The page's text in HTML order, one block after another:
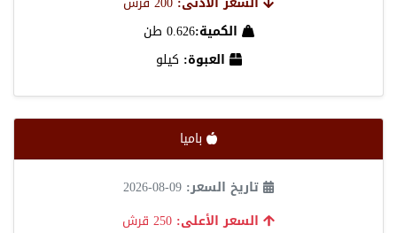
الكمية:0.626 طن
العبوة: كيلو
باميا
تاريخ السعر: 09-08-2026
السعر الأعلى: